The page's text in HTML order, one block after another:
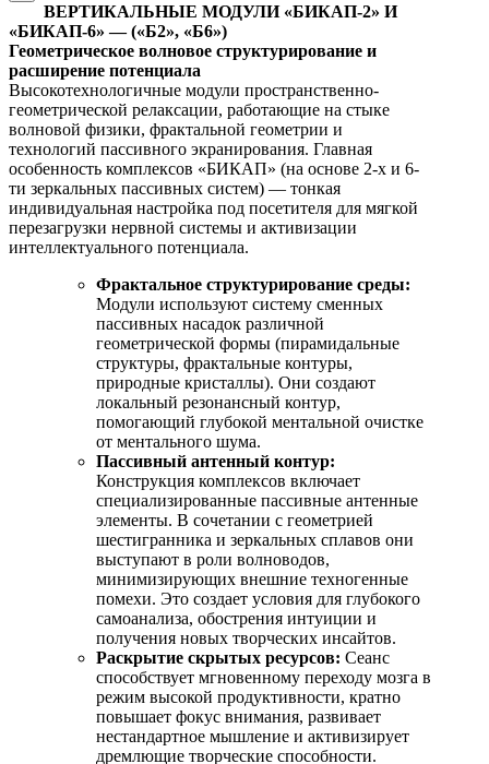
ВЕРТИКАЛЬНЫЕ МОДУЛИ «БИКАП-2» И
«БИКАП-6» — («Б2», «Б6»)
Геометрическое волновое структурирование и
расширение потенциала
Высокотехнологичные модули пространственно-
геометрической релаксации, работающие на стыке
волновой физики, фрактальной геометрии и
технологий пассивного экранирования. Главная
особенность комплексов «БИКАП» (на основе 2-х и 6-
ти зеркальных пассивных систем) — тонкая
индивидуальная настройка под посетителя для мягкой
перезагрузки нервной системы и активизации
интеллектуального потенциала.
Фрактальное структурирование среды:
Модули используют систему сменных
пассивных насадок различной
геометрической формы (пирамидальные
структуры, фрактальные контуры,
природные кристаллы). Они создают
локальный резонансный контур,
помогающий глубокой ментальной очистке
от ментального шума.
Пассивный антенный контур:
Конструкция комплексов включает
специализированные пассивные антенные
элементы. В сочетании с геометрией
шестигранника и зеркальных сплавов они
выступают в роли волноводов,
минимизирующих внешние техногенные
помехи. Это создает условия для глубокого
самоанализа, обострения интуиции и
получения новых творческих инсайтов.
Раскрытие скрытых ресурсов: Сеанс
способствует мгновенному переходу мозга в
режим высокой продуктивности, кратно
повышает фокус внимания, развивает
нестандартное мышление и активизирует
дремлющие творческие способности.